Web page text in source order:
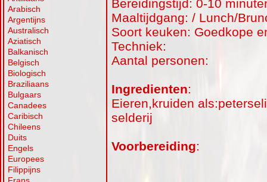
Arabisch
Argentijns
Australisch
Aziatisch
Balkanisch
Belgisch
Biologisch
Braziliaans
Bulgaars
Canadees
Caribisch
Chileens
Duits
Engels
Europees
Filippijns
Bereidingstijd: 0-10
Maaltijdgang: / Lunch/
Soort keuken: Goedkope
Techniek:
Aantal personen:
Ingredienten:
Eieren,kruiden
selderij
Voorbereiding: